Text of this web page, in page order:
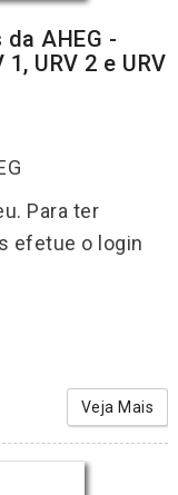
AHEG -
URV 2 e URV
Para ter
efetue o login
Veja Mais